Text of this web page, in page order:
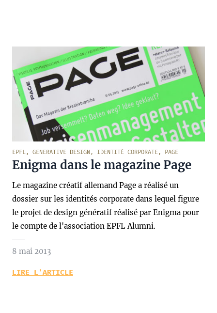
EPFL, GENERATIVE DESIGN , IDENTITÉ CORPORATE, PAGE
Enigma dans le magazine Page
Le magazine créatif allemand Page a réalisé un
dossier sur les identités corporate dans lequel figure
le projet de design génératif réalisé par Enigma pour
le compte de l'association EPFL Alumni.
8 mai 2013
LIRE L’ARTICLE